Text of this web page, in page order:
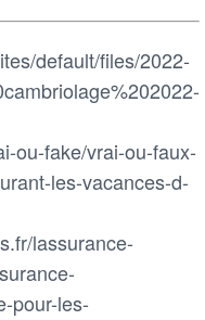
default/files/2022-
ou-fake/vrai-ou-faux-
les-vacances-d-
lassurance-
pour-les-